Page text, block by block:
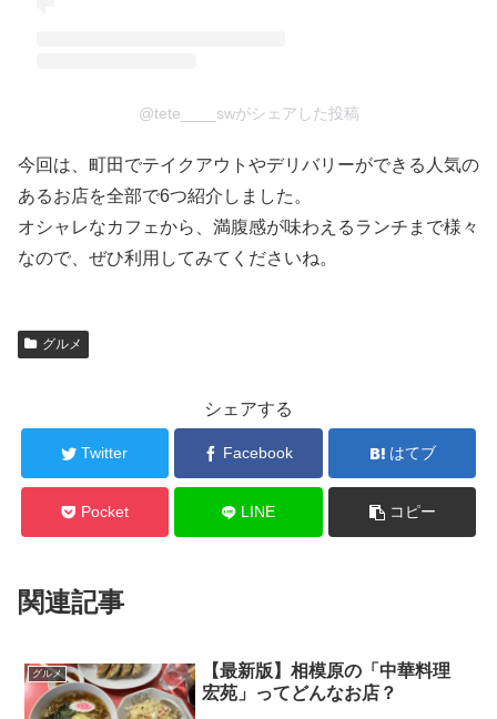
@tete____swがシェアした投稿
今回は、町田でテイクアウトやデリバリーができる人気の
あるお店を全部で6つ紹介しました。
オシャレなカフェから、満腹感が味わえるランチまで様々
なので、ぜひ利用してみてくださいね。
グルメ
シェアする
Twitter Facebook はてブ
Pocket LINE コピー
関連記事
グルメ
【最新版】相模原の「中華料理
宏苑」ってどんなお店？